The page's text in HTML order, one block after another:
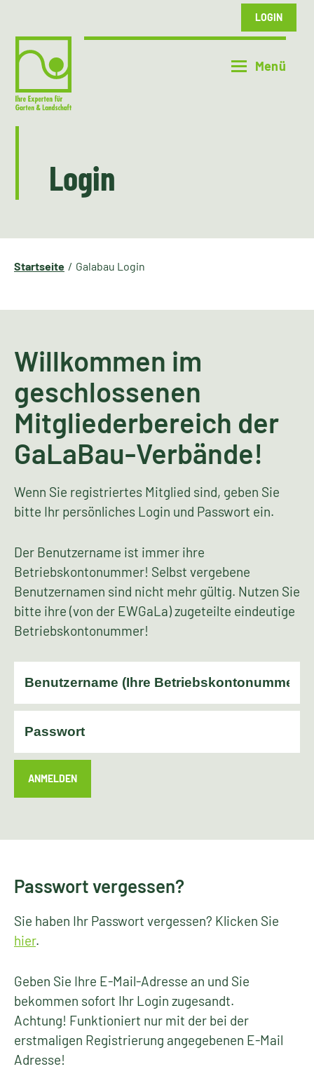
LOGIN
Login
Startseite Galabau Login
Willkommen im
geschlossenen
Mitgliederbereich der
GaLaBau-Verbände!
Wenn Sie registriertes Mitglied sind, geben Sie
bitte Ihr persönliches Login und Passwort ein.
Der Benutzername ist immer ihre
Betriebskontonummer! Selbst vergebene
Benutzernamen sind nicht mehr gültig. Nutzen Sie
bitte ihre (von der EWGaLa) zugeteilte eindeutige
Betriebskontonummer!
ANMELDEN
Passwort vergessen?
Sie haben Ihr Passwort vergessen? Klicken Sie
hier.
Geben Sie Ihre E-Mail-Adresse an und Sie
bekommen sofort Ihr Login zugesandt.
Achtung! Funktioniert nur mit der bei der
erstmaligen Registrierung angegebenen E-Mail
Adresse!